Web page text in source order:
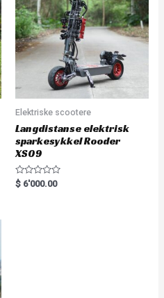
o
f
5
Elektriske scootere
Langdistanse elektrisk
sparkesykkel Rooder
XS09
R
a
$ 6'000.00